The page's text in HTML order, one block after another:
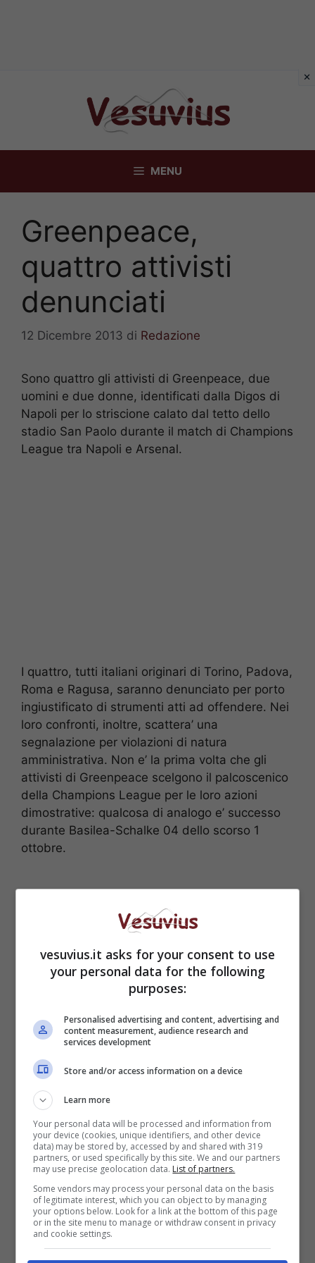
MENU
Greenpeace,
quattro attivisti
denunciati
12 Dicembre 2013 di Redazione
Sono quattro gli attivisti di Greenpeace, due
uomini e due donne, identificati dalla Digos di
Napoli per lo striscione calato dal tetto dello
stadio San Paolo durante il match di Champions
League tra Napoli e Arsenal.
I quattro, tutti italiani originari di Torino, Padova,
Roma e Ragusa, saranno denunciato per porto
ingiustificato di strumenti atti ad offendere. Nei
loro confronti, inoltre, scattera’ una
segnalazione per violazioni di natura
amministrativa. Non e’ la prima volta che gli
attivisti di Greenpeace scelgono il palcoscenico
della Champions League per le loro azioni
dimostrative: qualcosa di analogo e’ successo
durante Basilea-Schalke 04 dello scorso 1
ottobre.
In Italia una protesta simile si verifico’ durante la
finale di Coppa Italia del 2011 quando dalla
tribuna Tevere dello stadio Olimpico di Roma fu
srotolato uno striscione contro il nucleare.
vesuvius.it asks for your consent to use
your personal data for the following
purposes:
Personalised advertising and content, advertising and
content measurement, audience research and
services development
Store and/or access information on a device
Learn more
Your personal data will be processed and information from
your device (cookies, unique identifiers, and other device
data) may be stored by, accessed by and shared with 319
partners, or used specifically by this site. We and our partners
may use precise geolocation data. List of partners.
Some vendors may process your personal data on the basis
of legitimate interest, which you can object to by managing
your options below. Look for a link at the bottom of this page
or in the site menu to manage or withdraw consent in privacy
and cookie settings.